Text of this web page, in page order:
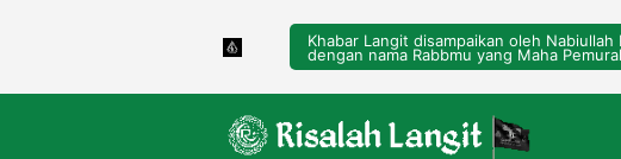
Khabar Langit disampaikan oleh
dengan nama Rabbmu yang Maha